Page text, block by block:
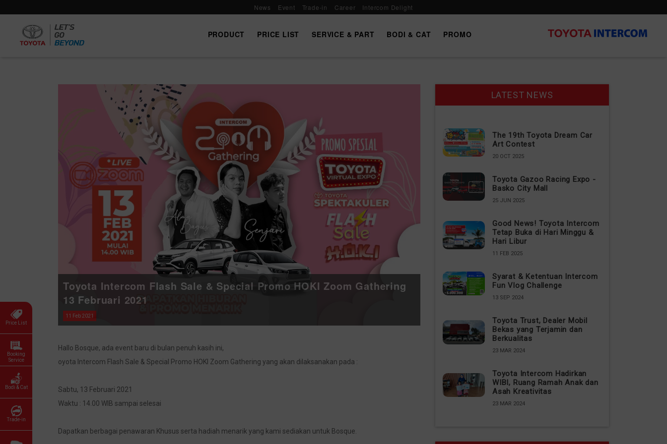
Price List
Booking
Service
Bodi & Cat
Trade-in
News Event Trade-in Career Intercom Delight
PRODUCT PRICE LIST SERVICE & PART BODI & CAT PROMO
SERVICE & PART
Toyota Intercom Flash Sale & Special Promo HOKI Zoom Gathering
13 Februari 2021
11 Feb 2021
Hallo Bosque, ada event baru di bulan penuh kasih ini,
oyota Intercom Flash Sale & Special Promo HOKI Zoom Gathering yang akan dilaksanakan pada :
Sabtu, 13 Februari 2021
Waktu : 14.00 WIB sampai selesai
Dapatkan berbagai penawaran Khusus serta hadiah menarik yang kami sediakan untuk Bosque.
LATEST NEWS
The 19th Toyota Dream Car
Art Contest
20 OCT 2025
Toyota Gazoo Racing Expo -
Basko City Mall
25 JUN 2025
Good News! Toyota Intercom
Tetap Buka di Hari Minggu &
Hari Libur
11 FEB 2025
Syarat & Ketentuan Intercom
Fun Vlog Challenge
13 SEP 2024
Toyota Trust, Dealer Mobil
Bekas yang Terjamin dan
Berkualitas
23 MAR 2024
Toyota Intercom Hadirkan
WIBI, Ruang Ramah Anak dan
Asah Kreativitas
23 MAR 2024